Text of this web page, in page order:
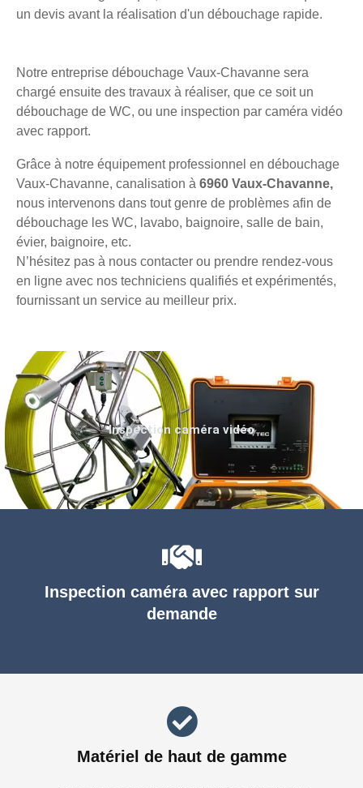
un devis avant la réalisation d'un débouchage rapide.
Notre entreprise débouchage Vaux-Chavanne sera
chargé ensuite des travaux à réaliser, que ce soit un
débouchage de WC, ou une inspection par caméra vidéo
avec rapport.
Grâce à notre équipement professionnel en débouchage
Vaux-Chavanne, canalisation à 6960 Vaux-Chavanne,
nous intervenons dans tout genre de problèmes afin de
débouchage les WC, lavabo, baignoire, salle de bain,
évier, baignoire, etc.
N’hésitez pas à nous contacter ou prendre rendez-vous
en ligne avec nos techniciens qualifiés et expérimentés,
fournissant un service au meilleur prix.
Inspection caméra avec rapport sur
demande
Matériel de haut de gamme
Inspection caméra vidéo